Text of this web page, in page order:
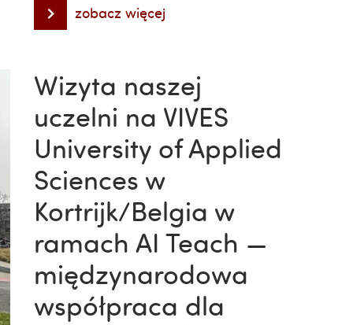
zobacz więcej
Spotkanie
z
Trystianem
Koreckim
Wizyta naszej
uczelni na VIVES
University of Applied
Sciences w
Kortrijk/Belgia w
ramach AI Teach —
międzynarodowa
współpraca dla